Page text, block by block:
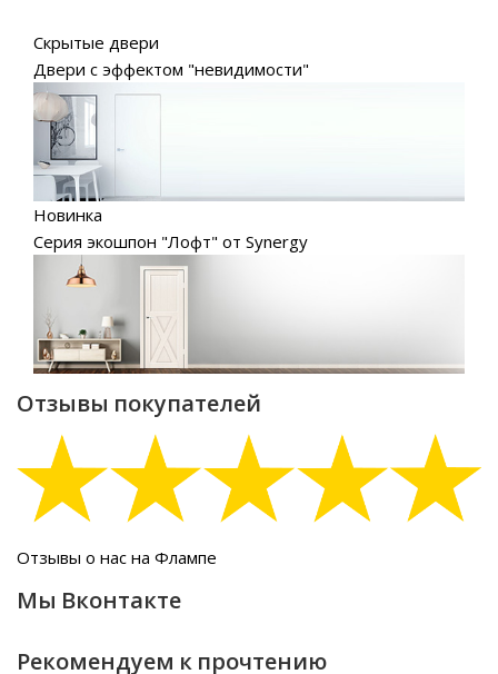
Скрытые двери
Двери с эффектом "невидимости"
Новинка
Серия экошпон "Лофт" от Synergy
Отзывы покупателей
Отзывы о нас на Флампе
Мы Вконтакте
Рекомендуем к прочтению